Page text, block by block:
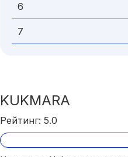
6
7
KUKMARA
Рейтинг: 5.0